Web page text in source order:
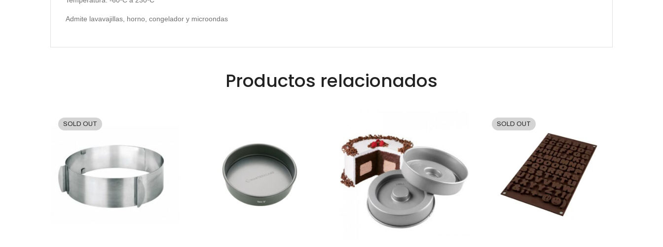
Admite lavavajillas, horno, congelador y microondas
Productos relacionados
SOLD OUT SOLD OUT